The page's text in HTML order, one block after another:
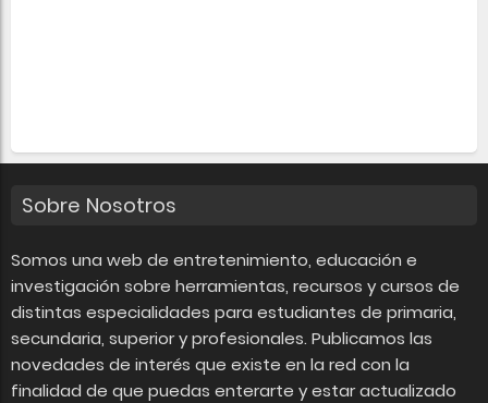
Sobre Nosotros
Somos una web de entretenimiento, educación e
investigación sobre herramientas, recursos y cursos de
distintas especialidades para estudiantes de primaria,
secundaria, superior y profesionales. Publicamos las
novedades de interés que existe en la red con la
finalidad de que puedas enterarte y estar actualizado